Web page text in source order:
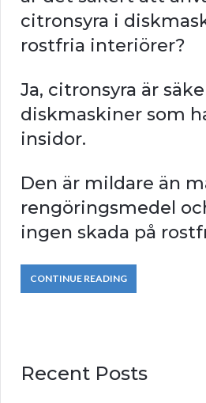
citronsyra i
rostfria interiörer?
Ja, citronsyra är
diskmaskiner som
insidor.
Den är mildare än
rengöringsmedel
ingen skada på
CONTINUE READING
Recent Posts